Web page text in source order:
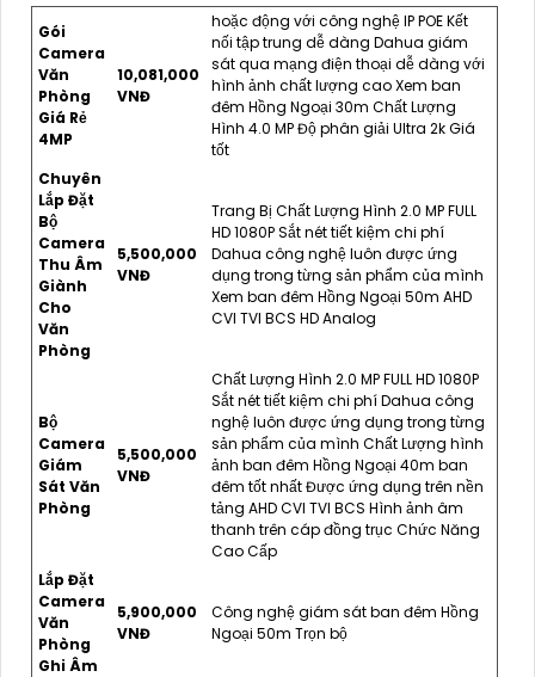
Gói
Camera
Văn
Phòng
Giá Rẻ
4MP
10,081,000
VNĐ
hoặc động với công nghệ IP POE Kết
nối tập trung dễ dàng Dahua giám
sát qua mạng điện thoại dễ dàng với
hình ảnh chất lượng cao Xem ban
đêm Hồng Ngoại 30m Chất Lượng
Hình 4.0 MP Độ phân giải Ultra 2k Giá
tốt
Chuyên
Lắp Đặt
Bộ
Camera
Thu Âm
Giành
Cho
Văn
Phòng
5,500,000
VNĐ
Trang Bị Chất Lượng Hình 2.0 MP FULL
HD 1080P Sắt nét tiết kiệm chi phí
Dahua công nghệ luôn được ứng
dụng trong từng sản phẩm của mình
Xem ban đêm Hồng Ngoại 50m AHD
CVI TVI BCS HD Analog
Bộ
Camera
Giám
Sát Văn
Phòng
5,500,000
VNĐ
Chất Lượng Hình 2.0 MP FULL HD 1080P
Sắt nét tiết kiệm chi phí Dahua công
nghệ luôn được ứng dụng trong từng
sản phẩm của mình Chất Lượng hình
ảnh ban đêm Hồng Ngoại 40m ban
đêm tốt nhất Được ứng dụng trên nền
tảng AHD CVI TVI BCS Hình ảnh âm
thanh trên cáp đồng trục Chức Năng
Cao Cấp
Lắp Đặt
Camera
Văn
Phòng
Ghi Âm
5,900,000
VNĐ
Công nghệ giám sát ban đêm Hồng
Ngoại 50m Trọn bộ